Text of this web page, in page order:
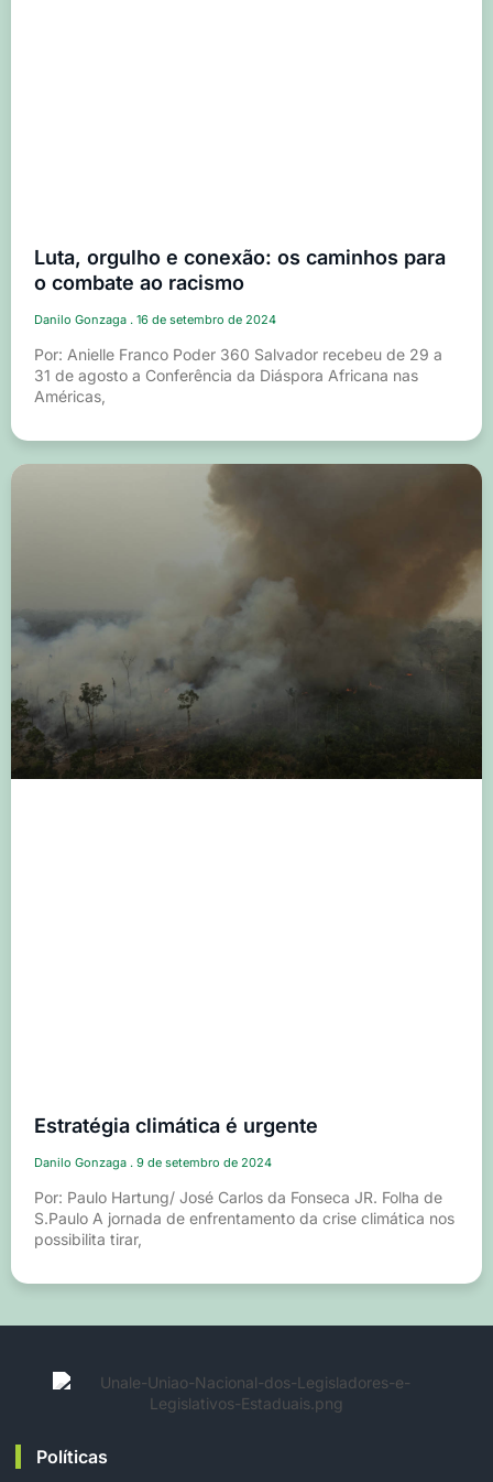
Luta, orgulho e conexão: os caminhos para
o combate ao racismo
Danilo Gonzaga 16 de setembro de 2024
Por: Anielle Franco Poder 360 Salvador recebeu de 29 a
31 de agosto a Conferência da Diáspora Africana nas
Américas,
Estratégia climática é urgente
Danilo Gonzaga 9 de setembro de 2024
Por: Paulo Hartung/ José Carlos da Fonseca JR. Folha de
S.Paulo A jornada de enfrentamento da crise climática nos
possibilita tirar,
Políticas